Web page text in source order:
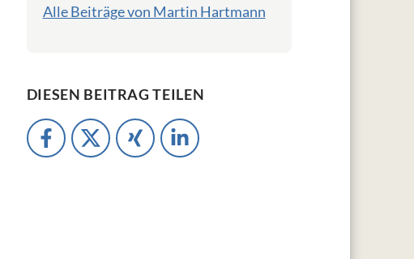
Alle Beiträge von Martin Hartmann
DIESEN BEITRAG TEILEN